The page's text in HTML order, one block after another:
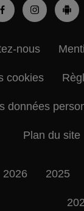
nous
cookies
données
Plan du site
2026 2025